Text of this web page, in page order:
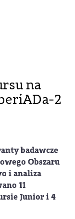
na
2
badawcze
Obszaru
i analiza
11
Junior i 4